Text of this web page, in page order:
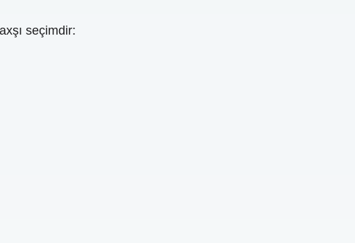
seçimdir: